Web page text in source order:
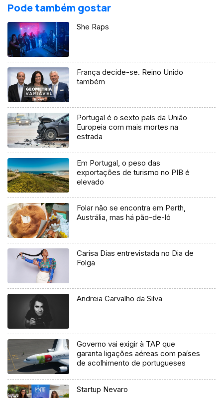
Pode também gostar
She Raps
França decide-se. Reino Unido
também
Portugal é o sexto país da União
Europeia com mais mortes na
estrada
Em Portugal, o peso das
exportações de turismo no PIB é
elevado
Folar não se encontra em Perth,
Austrália, mas há pão-de-ló
Carisa Dias entrevistada no Dia de
Folga
Andreia Carvalho da Silva
Governo vai exigir à TAP que
garanta ligações aéreas com países
de acolhimento de portugueses
Startup Nevaro